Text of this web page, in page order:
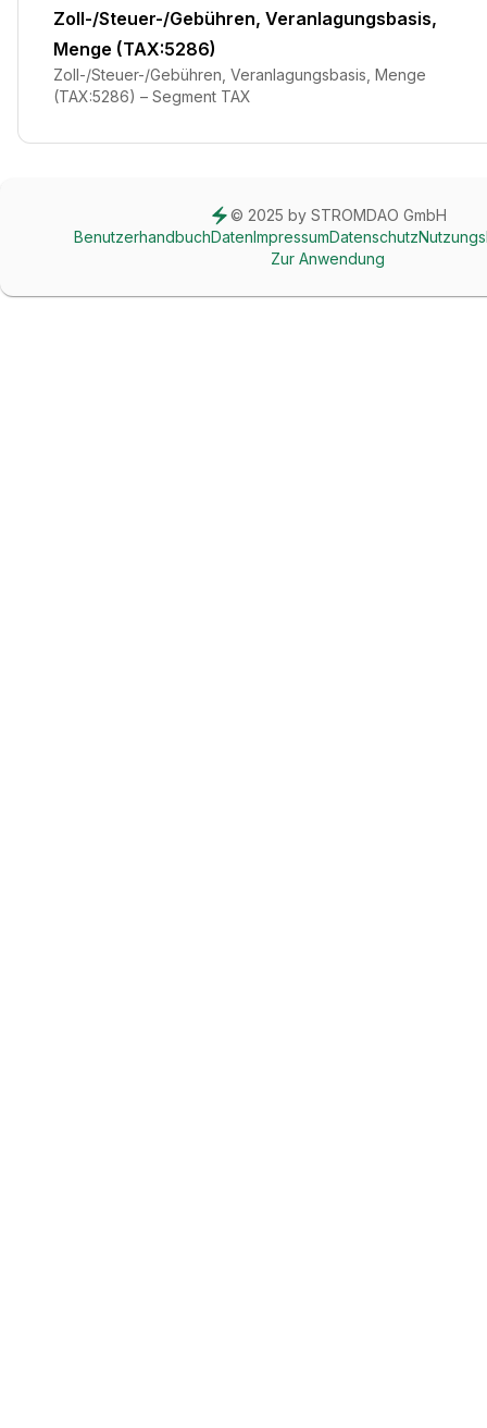
Zoll-/Steuer-/Gebühren, Veranlagungsbasis,
Menge (TAX:5286)
Zoll-/Steuer-/Gebühren, Veranlagungsbasis, Menge
(TAX:5286) – Segment TAX
© 2025 by STROMDAO GmbH
BenutzerhandbuchDatenImpressumDatenschutz
Zur Anwendung